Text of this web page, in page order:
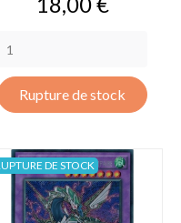
Rupture de stock
DE STOCK